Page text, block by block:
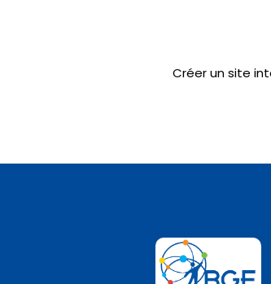
Créer un site